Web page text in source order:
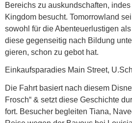
Bereichs zu auskundschaften,
Kingdom besucht. Tomorrowland
sowohl für die Abenteuerlustigen
diese gegenseitig nach Bildung
gieren, schon zu gebot hat.
Einkaufsparadies Main Street,
Die Fahrt basiert nach diesem
Frosch“ & setzt diese Geschichte
fort. Besucher begleiten Tiana,